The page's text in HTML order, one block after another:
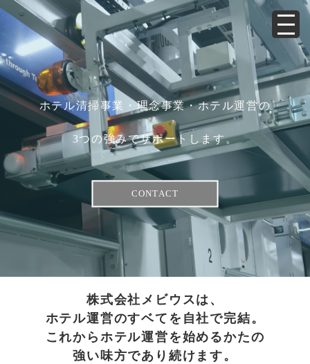
ホテル清掃事業・理念事業・ホテル運営の
3つの強みでサポートします。
CONTACT
株式会社メビウスは、
ホテル運営のすベてを自社で完結。
これからホテル運営を始めるかたの
強い味方であり続けます。